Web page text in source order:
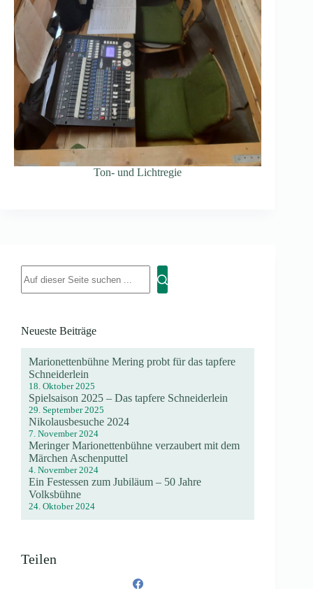
Ton- und Lichtregie
Neueste Beiträge
Marionettenbühne Mering probt für das tapfere
Schneiderlein
18. Oktober 2025
Spielsaison 2025 – Das tapfere Schneiderlein
29. September 2025
Nikolausbesuche 2024
7. November 2024
Meringer Marionettenbühne verzaubert mit dem
Märchen Aschenputtel
4. November 2024
Ein Festessen zum Jubiläum – 50 Jahre
Volksbühne
24. Oktober 2024
Teilen